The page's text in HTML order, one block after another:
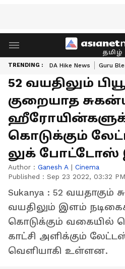
தமிழ்
TRENDING : DA Hike News Guru
52 வயதிலும்
குறையாத
கொடுக்கும்
லுக்
Author : Ganesh A | Cinema
Published : Sep 23 2022, 03:32
Sukanya : 52
வயதிலும் இளம்
கொடுக்கும் வகையில்
காட்சி அளிக்கும்
வெளியாகி உள்ளன.